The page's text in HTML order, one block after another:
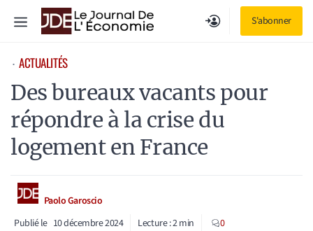
S'abonner
Menu
⋅ ACTUALITÉS
Des bureaux vacants pour
répondre à la crise du
logement en France
Paolo Garoscio
Publié le 10 décembre 2024 Lecture :2min 0